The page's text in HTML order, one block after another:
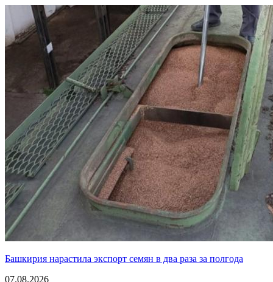
Башкирия нарастила экспорт семян в два раза за полгода
07.08.2026